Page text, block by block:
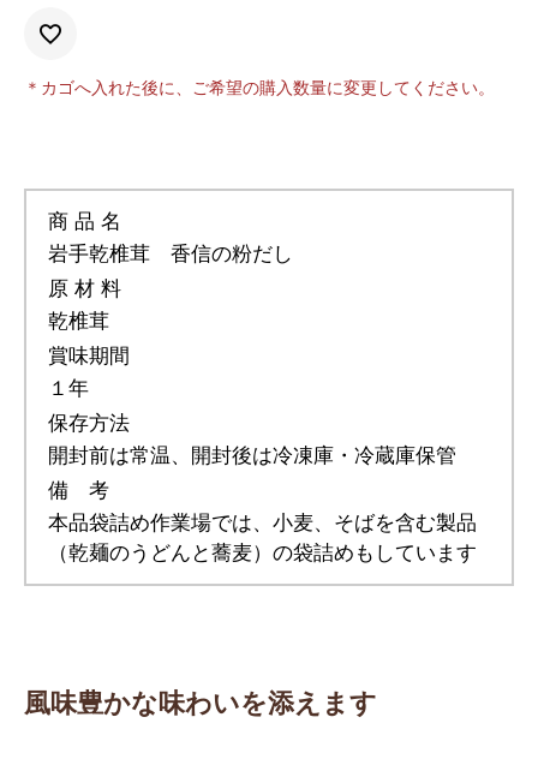
＊カゴへ入れた後に、ご希望の購入数量に変更してください。
商 品 名
岩手乾椎茸 香信の粉だし
原 材 料
乾椎茸
賞味期間
１年
保存方法
開封前は常温、開封後は冷凍庫・冷蔵庫保管
備 考
本品袋詰め作業場では、小麦、そばを含む製品
（乾麺のうどんと蕎麦）の袋詰めもしています
風味豊かな味わいを添えます